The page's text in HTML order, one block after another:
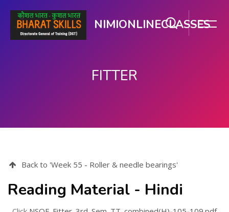
NIMIONLINECLASSES
FITTER
Back to 'Week 55 - Roller & needle bearings'
Reading Material - Hindi